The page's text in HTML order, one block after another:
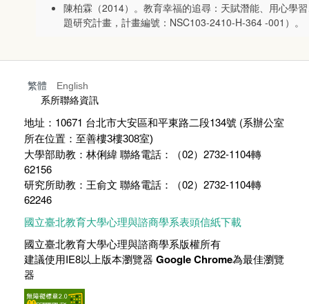
陳柏霖（2014）。教育幸福的追尋：天賦潛能、用心學
題研究計畫，計畫編號：NSC103-2410-H-364 -001）。
繁體
English
系所聯絡資訊
地址：10671 台北市大安區和平東路二段134號 (系辦公室
所在位置：至善樓3樓308室)
大學部助教：林俐緯 聯絡電話：（02）2732-1104轉
62156
研究所助教：王俞文 聯絡電話：（02）2732-1104轉
62246
國立臺北教育大學心理與諮商學系表頭信紙下載
國立臺北教育大學心理與諮商學系版權所有
建議使用IE8以上版本瀏覽器 Google Chrome為最佳瀏覽
器